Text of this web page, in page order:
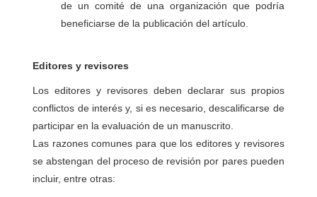
de un comité de una organización que podría
beneficiarse de la publicación del artículo.
Editores y revisores
Los editores y revisores deben declarar sus propios
conflictos de interés y, si es necesario, descalificarse de
participar en la evaluación de un manuscrito.
Las razones comunes para que los editores y revisores
se abstengan del proceso de revisión por pares pueden
incluir, entre otras: